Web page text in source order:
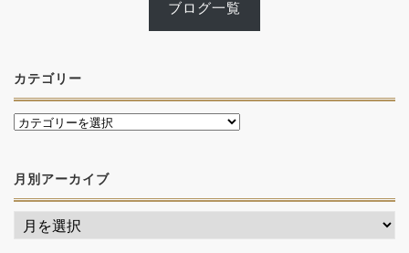
ブログ一覧
カテゴリー
月別アーカイブ